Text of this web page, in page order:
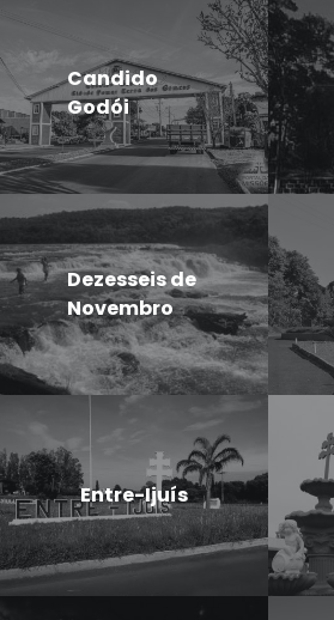
Candido
Godói
Dezesseis de
Novembro
Entre-Ijuís